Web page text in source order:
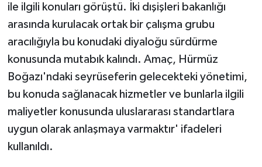
ile ilgili konuları görüştü. İki dışişleri bakanlığı
arasında kurulacak ortak bir çalışma grubu
aracılığıyla bu konudaki diyaloğu sürdürme
konusunda mutabık kalındı. Amaç, Hürmüz
Boğazı'ndaki seyrüseferin gelecekteki yönetimi,
bu konuda sağlanacak hizmetler ve bunlarla ilgili
maliyetler konusunda uluslararası standartlara
uygun olarak anlaşmaya varmaktır' ifadeleri
kullanıldı.